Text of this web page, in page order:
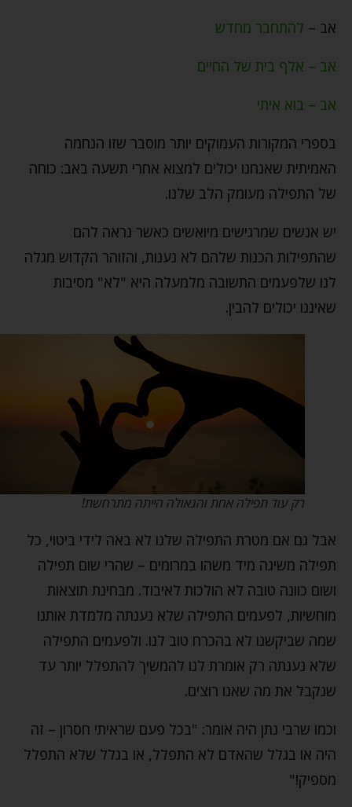
אב – להתחבר מחדש
אב – אלף בית של החיים
אב – בוא איתי
בספרי המקורות העמוקים יותר מוסבר שזו הנחמה
האמיתית שאנחנו יכולים למצוא אחרי תשעה באב: כוחה
של התפילה מעומק הלב שלנו.
יש אנשים שמרגישים מיואשים כאשר נראה להם
שהתפילות הכנות שלהם לא נענות, והזוהר הקדוש מגלה
לנו שלפעמים התשובה מלמעלה היא "לא" מסיבות
שאיננו יכולים להבין.
רק עוד תפילה אחת והגאולה הייתה מתרחשת!
אבל גם אם מטרת התפילה שלנו לא באה לידי ביטוי, כל
תפילה משיגה מיד משהו במרומים – שהרי שום תפילה
ושום כוונה טובה לא הולכות לאיבוד. מבחינת תוצאות
מוחשיות, לפעמים התפילה שלא נענתה מלמדת אותנו
שמה שביקשנו לא בהכרח טוב לנו. ולפעמים התפילה
שלא נענתה רק אומרת לנו להמשיך להתפלל יותר עד
שנקבל את מה שאנו רוצים.
וכמו שרבי נתן היה אומר: "בכל פעם שראיתי חסרון – זה
היה או בגלל שהאדם לא התפלל, או בגלל שלא התפלל
מספיק!"